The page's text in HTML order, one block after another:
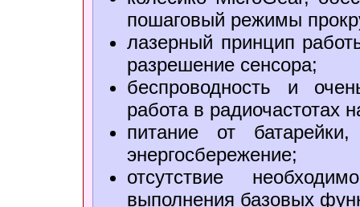
пошаговый режимы
лазерный принцип
разрешение сенсора;
беспроводность и
работа в радиочастотах
питание от
энергосбережение;
отсутствие
выполнения базовых